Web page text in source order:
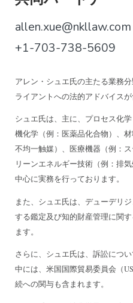
allen.xue@nkllaw.com
+1-703-738-5609
アレン・シュエ氏の主たる業務
ライアントへの法的アドバイスが
シュエ氏は、主に、プロセス化
機化学（例：医薬品化合物）、
不均一触媒）、医療機器（例：
リーンエネルギー技術（例：排
中心に実務を行っております。
また、シュエ氏は、デューデリ
する鑑定及び知的財産管理に関
ます。
さらに、シュエ氏は、訴訟につ
中には、米国国際貿易委員会（
続への関与も含まれます。